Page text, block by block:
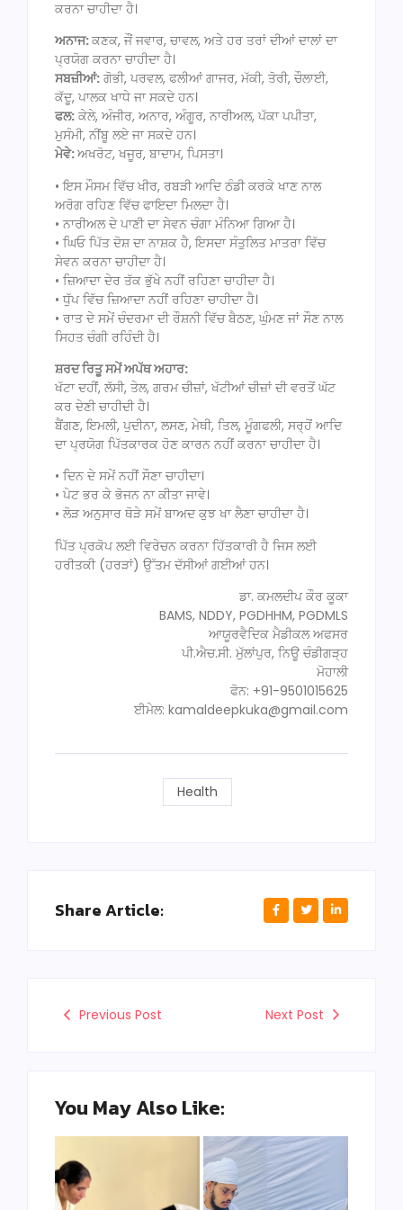
ਕਰਨਾ ਚਾਹੀਦਾ ਹੈ।
ਅਨਾਜ:ਕਣਕ, ਜੌਂ ਜਵਾਰ, ਚਾਵਲ, ਅਤੇ ਹਰ ਤਰਾਂ ਦੀਆਂ ਦਾਲਾਂ ਦਾ
ਪ੍ਰਯੋਗ ਕਰਨਾ ਚਾਹੀਦਾ ਹੈ।
ਸਬਜ਼ੀਆਂ: ਗੋਭੀ, ਪਰਵਲ, ਫਲੀਆਂ ਗਾਜਰ, ਮੱਕੀ, ਤੋਰੀ, ਚੌਲਾਈ,
ਕੱਦੂ, ਪਾਲਕ ਖਾਧੇ ਜਾ ਸਕਦੇ ਹਨ।
ਫਲ: ਕੇਲੇ, ਅੰਜੀਰ, ਅਨਾਰ, ਅੰਗੂਰ, ਨਾਰੀਅਲ, ਪੱਕਾ ਪਪੀਤਾ,
ਮੁਸੰਮੀ, ਨੀਂਬੂ ਲਏ ਜਾ ਸਕਦੇ ਹਨ।
ਮੇਵੇ:ਅਖਰੋਟ, ਖਜੂਰ, ਬਾਦਾਮ, ਪਿਸਤਾ।
• ਇਸ ਮੌਸਮ ਵਿੱਚ ਖੀਰ, ਰਬੜੀ ਆਦਿ ਠੰਡੀ ਕਰਕੇ ਖਾਣ ਨਾਲ
ਅਰੋਗ ਰਹਿਣ ਵਿੱਚ ਫਾਇਦਾ ਮਿਲਦਾ ਹੈ।
• ਨਾਰੀਅਲ ਦੇ ਪਾਣੀ ਦਾ ਸੇਵਨ ਚੰਗਾ ਮੰਨਿਆ ਗਿਆ ਹੈ।
• ਘਿਓ ਪਿੱਤ ਦੋਸ਼ ਦਾ ਨਾਸ਼ਕ ਹੈ, ਇਸਦਾ ਸੰਤੁਲਿਤ ਮਾਤਰਾ ਵਿੱਚ
ਸੇਵਨ ਕਰਨਾ ਚਾਹੀਦਾ ਹੈ।
• ਜ਼ਿਆਦਾ ਦੇਰ ਤੱਕ ਭੁੱਖੇ ਨਹੀਂ ਰਹਿਣਾ ਚਾਹੀਦਾ ਹੈ।
• ਧੁੱਪ ਵਿੱਚ ਜ਼ਿਆਦਾ ਨਹੀਂ ਰਹਿਣਾ ਚਾਹੀਦਾ ਹੈ।
• ਰਾਤ ਦੇ ਸਮੇਂ ਚੰਦਰਮਾ ਦੀ ਰੌਸ਼ਨੀ ਵਿੱਚ ਬੈਠਣ, ਘੁੰਮਣ ਜਾਂ ਸੌਣ ਨਾਲ
ਸਿਹਤ ਚੰਗੀ ਰਹਿੰਦੀ ਹੈ।
ਸ਼ਰਦ ਰਿਤੂ ਸਮੇਂ ਅਪੱਥ ਅਹਾਰ:
ਖੱਟਾ ਦਹੀਂ, ਲੱਸੀ, ਤੇਲ, ਗਰਮ ਚੀਜ਼ਾਂ, ਖੱਟੀਆਂ ਚੀਜ਼ਾਂ ਦੀ ਵਰਤੋਂ ਘੱਟ
ਕਰ ਦੇਣੀ ਚਾਹੀਦੀ ਹੈ।
ਬੈਂਗਣ, ਇਮਲੀ, ਪੁਦੀਨਾ, ਲਸਣ, ਮੇਥੀ, ਤਿਲ, ਮੂੰਗਫਲੀ, ਸਰ੍ਹੋਂ ਆਦਿ
ਦਾ ਪ੍ਰਯੋਗ ਪਿੱਤਕਾਰਕ ਹੋਣ ਕਾਰਨ ਨਹੀਂ ਕਰਨਾ ਚਾਹੀਦਾ ਹੈ।
• ਦਿਨ ਦੇ ਸਮੇਂ ਨਹੀਂ ਸੌਣਾ ਚਾਹੀਦਾ।
• ਪੇਟ ਭਰ ਕੇ ਭੋਜਨ ਨਾ ਕੀਤਾ ਜਾਵੇ।
• ਲੋੜ ਅਨੁਸਾਰ ਥੋੜੇ ਸਮੇਂ ਬਾਅਦ ਕੁਝ ਖਾ ਲੈਣਾ ਚਾਹੀਦਾ ਹੈ।
ਪਿੱਤ ਪ੍ਰਕੋਪ ਲਈ ਵਿਰੇਚਨ ਕਰਨਾ ਹਿੱਤਕਾਰੀ ਹੈ ਜਿਸ ਲਈ
ਹਰੀਤਕੀ (ਹਰੜਾਂ) ਉੱਤਮ ਦੱਸੀਆਂ ਗਈਆਂ ਹਨ।
ਡਾ. ਕਮਲਦੀਪ ਕੌਰ ਕੂਕਾ
BAMS, NDDY, PGDHHM, PGDMLS
ਆਯੂਰਵੈਦਿਕ ਮੈਡੀਕਲ ਅਫਸਰ
ਪੀ.ਐਚ.ਸੀ. ਮੁੱਲਾਂਪੁਰ, ਨਿਊ ਚੰਡੀਗੜ੍ਹ
ਮੋਹਾਲੀ
ਫੋਨ: +91-9501015625
ਈਮੇਲ: kamaldeepkuka@gmail.com
Health
Share Article:
Previous Post Next Post
You May Also Like: